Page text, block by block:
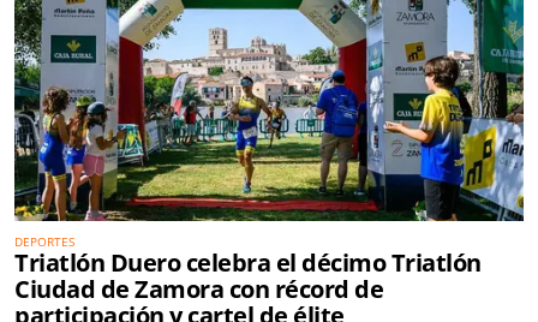
DEPORTES
Triatlón Duero celebra el décimo Triatlón
Ciudad de Zamora con récord de
participación y cartel de élite